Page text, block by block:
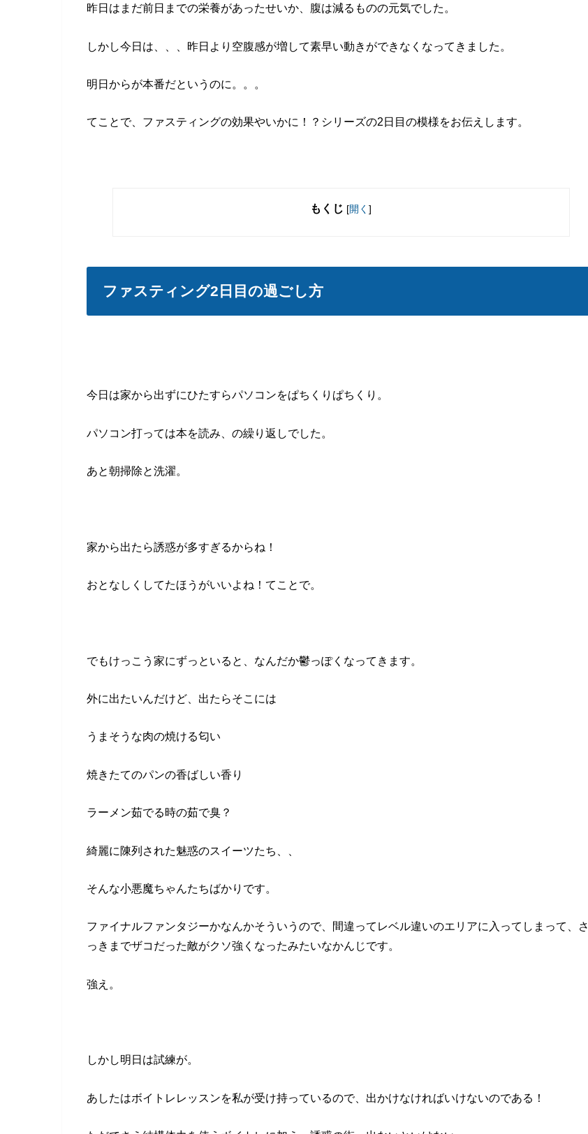
昨日はまだ前日までの栄養があったせいか、腹は減るものの元気でした。
しかし今日は、、、昨日より空腹感が増して素早い動きができなくなってきました。
明日からが本番だというのに。。。
てことで、ファスティングの効果やいかに！？シリーズの2日目の模様をお伝えします。
もくじ [開く ]
ファスティング2日目の過ごし方
今日は家から出ずにひたすらパソコンをぱちくりぱちくり。
パソコン打っては本を読み、の繰り返しでした。
あと朝掃除と洗濯。
家から出たら誘惑が多すぎるからね！
おとなしくしてたほうがいいよね！てことで。
でもけっこう家にずっといると、なんだか鬱っぽくなってきます。
外に出たいんだけど、出たらそこには
うまそうな肉の焼ける匂い
焼きたてのパンの香ばしい香り
ラーメン茹でる時の茹で臭？
綺麗に陳列された魅惑のスイーツたち、、
そんな小悪魔ちゃんたちばかりです。
ファイナルファンタジーかなんかそういうので、間違ってレベル違いのエリアに入ってしまって、さ
っきまでザコだった敵がクソ強くなったみたいなかんじです。
強え。
しかし明日は試練が。
あしたはボイトレレッスンを私が受け持っているので、出かけなければいけないのである！